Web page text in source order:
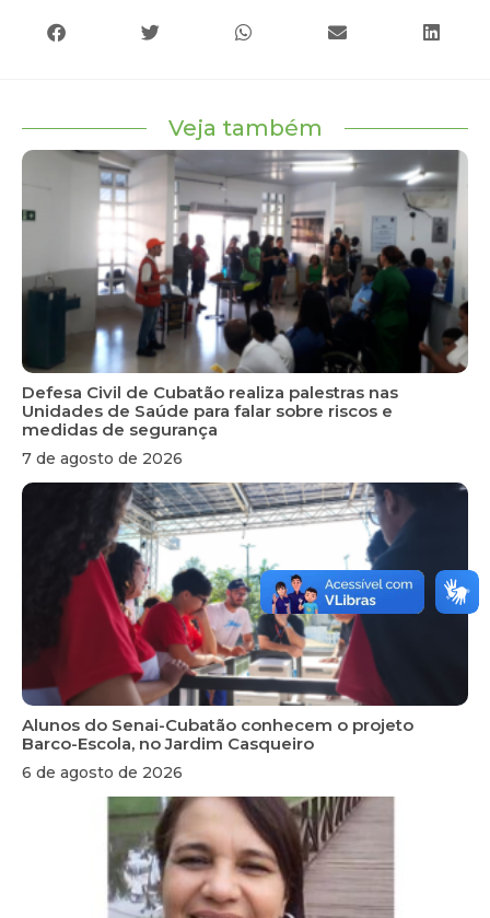
Veja também
Defesa Civil de Cubatão realiza palestras nas
Unidades de Saúde para falar sobre riscos e
medidas de segurança
7 de agosto de 2026
Alunos do Senai-Cubatão conhecem o projeto
Barco-Escola, no Jardim Casqueiro
6 de agosto de 2026